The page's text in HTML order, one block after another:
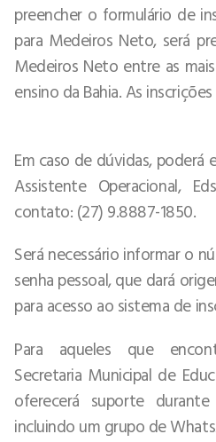
preencher o formulário de
para Medeiros Neto, será
Medeiros Neto entre as
ensino da Bahia. As
Em caso de dúvidas,
Assistente Operacional,
contato: (27) 9.8887-1850.
Será necessário informar o
senha pessoal, que dará
para acesso ao sistema de
Para aqueles que
Secretaria Municipal de
oferecerá suporte
incluindo um grupo de